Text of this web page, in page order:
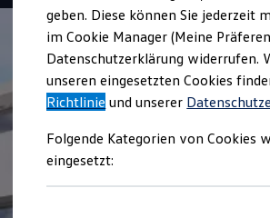
Kompaktwagen
Sportwagen
Schnell verfügbare Fahrzeuge
Angebote und Produkte
Aktuelle Angebote
E-Auto-Förderung
Volkswagen Marktplatz
Junge Gebrauchtwagen und
Volkswagen Zertifizierte
Zubehör- und Serviceangebote
geben. Diese können Sie jederzeit
im Cookie Manager (Meine
Datenschutzerklärung widerrufen.
unseren eingesetzten Cookies
Richtlinie und unserer
Folgende Kategorien von Cookies
eingesetzt: